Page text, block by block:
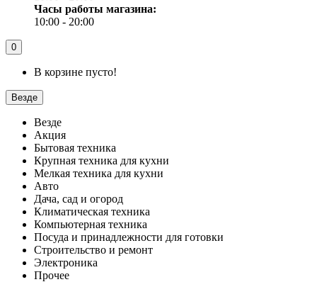
Часы работы магазина:
10:00 - 20:00
0
В корзине пусто!
Везде
Везде
Акция
Бытовая техника
Крупная техника для кухни
Мелкая техника для кухни
Авто
Дача, сад и огород
Климатическая техника
Компьютерная техника
Посуда и принадлежности для готовки
Строительство и ремонт
Электроника
Прочее